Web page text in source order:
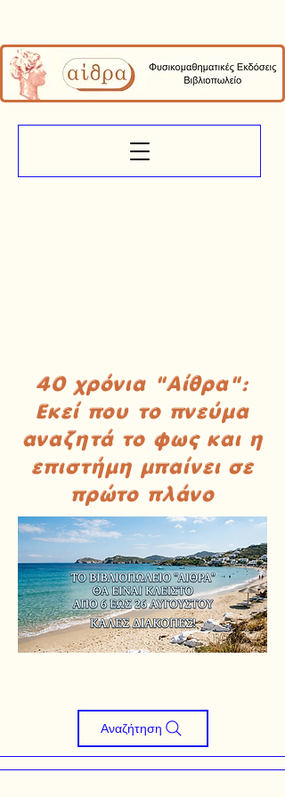
40 χρόνια "Αίθρα":
Εκεί που το πνεύμα
αναζητά το φως και η
επιστήμη μπαίνει σε
πρώτο πλάνο
Αναζήτηση